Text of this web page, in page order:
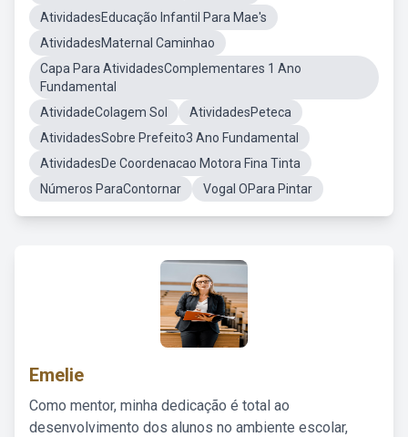
AtividadesEducação Infantil Para Mae's
AtividadesMaternal Caminhao
Capa Para AtividadesComplementares 1 Ano
Fundamental
AtividadeColagem Sol
AtividadesPeteca
AtividadesSobre Prefeito3 Ano Fundamental
AtividadesDe Coordenacao Motora Fina Tinta
Números ParaContornar
Vogal OPara Pintar
Emelie
Como mentor, minha dedicação é total ao
desenvolvimento dos alunos no ambiente escolar,